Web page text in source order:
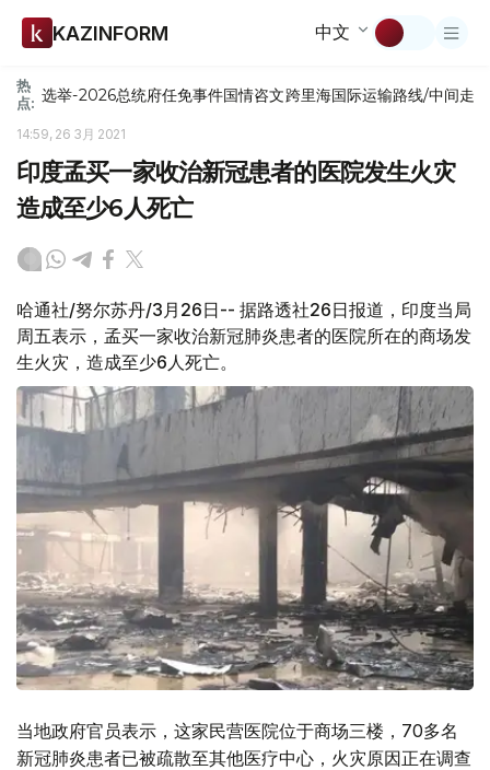
KAZINFORM 中文
热
点: 选举-2026总统府任免事件国情咨文跨里海国际运输路线/中间走廊
14:59, 26 3月 2021
印度孟买一家收治新冠患者的医院发生火灾
造成至少6人死亡
哈通社/努尔苏丹/3月26日-- 据路透社26日报道，印度当局
周五表示，孟买一家收治新冠肺炎患者的医院所在的商场发
生火灾，造成至少6人死亡。
当地政府官员表示，这家民营医院位于商场三楼，70多名
新冠肺炎患者已被疏散至其他医疗中心，火灾原因正在调查